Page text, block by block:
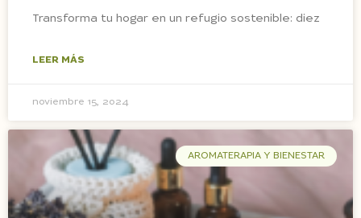
Transforma tu hogar en un refugio sostenible: diez
LEER MÁS
noviembre 15, 2024
AROMATERAPIA Y BIENESTAR